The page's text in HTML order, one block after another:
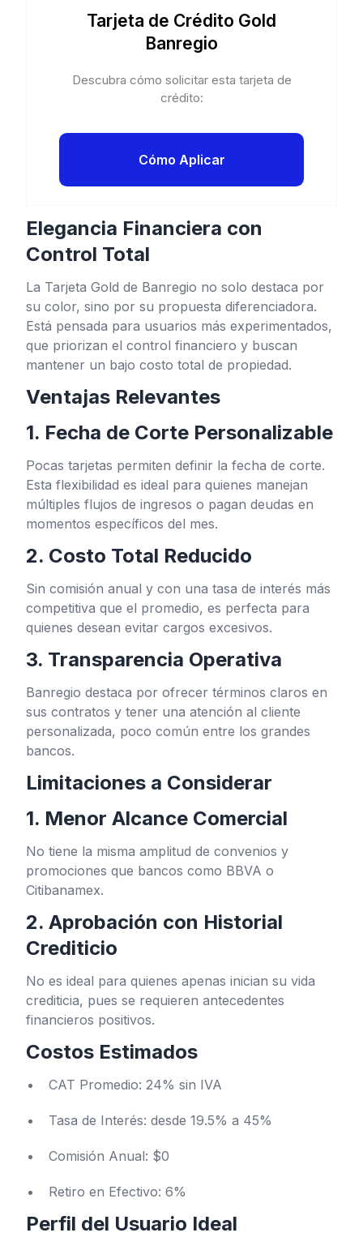
Tarjeta de Crédito Gold
Banregio
Descubra cómo solicitar esta tarjeta de
crédito:
Cómo Aplicar
Elegancia Financiera con
Control Total
La Tarjeta Gold de Banregio no solo destaca por
su color, sino por su propuesta diferenciadora.
Está pensada para usuarios más experimentados,
que priorizan el control financiero y buscan
mantener un bajo costo total de propiedad.
Ventajas Relevantes
1. Fecha de Corte Personalizable
Pocas tarjetas permiten definir la fecha de corte.
Esta flexibilidad es ideal para quienes manejan
múltiples flujos de ingresos o pagan deudas en
momentos específicos del mes.
2. Costo Total Reducido
Sin comisión anual y con una tasa de interés más
competitiva que el promedio, es perfecta para
quienes desean evitar cargos excesivos.
3. Transparencia Operativa
Banregio destaca por ofrecer términos claros en
sus contratos y tener una atención al cliente
personalizada, poco común entre los grandes
bancos.
Limitaciones a Considerar
1. Menor Alcance Comercial
No tiene la misma amplitud de convenios y
promociones que bancos como BBVA o
Citibanamex.
2. Aprobación con Historial
Crediticio
No es ideal para quienes apenas inician su vida
crediticia, pues se requieren antecedentes
financieros positivos.
Costos Estimados
CAT Promedio: 24% sin IVA
Tasa de Interés: desde 19.5% a 45%
Comisión Anual: $0
Retiro en Efectivo: 6%
Perfil del Usuario Ideal